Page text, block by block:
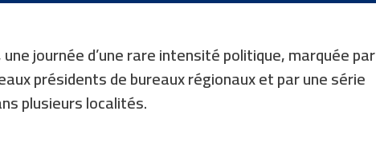
journée d’une rare intensité politique, marquée par
présidents de bureaux régionaux et par une série
plusieurs localités.